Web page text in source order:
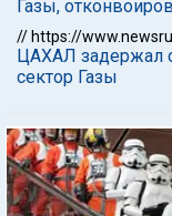
Газы,
// https://
ЦАХАЛ задержал
сектор Газы